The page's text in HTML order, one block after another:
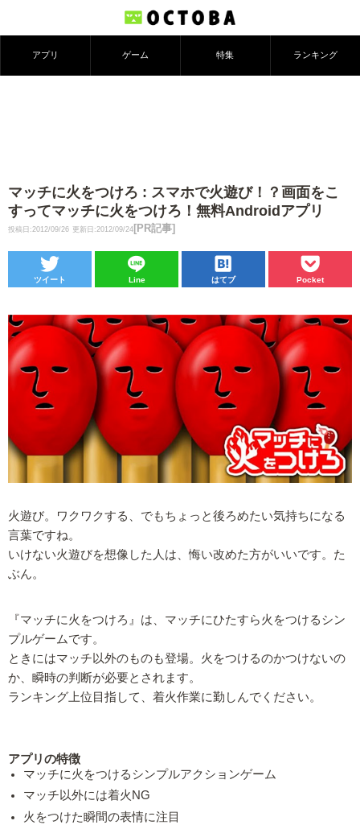
アプリ ゲーム 特集 ランキング
マッチに火をつけろ : スマホで火遊び！？画面をこ
すってマッチに火をつけろ！無料Androidアプリ
投稿日:2012/09/26 更新日:2012/09/24 [PR記事]
ツイート Line はてブ Pocket
火遊び。ワクワクする、でもちょっと後ろめたい気持ちになる
言葉ですね。
いけない火遊びを想像した人は、悔い改めた方がいいです。た
ぶん。
『マッチに火をつけろ』は、マッチにひたすら火をつけるシン
プルゲームです。
ときにはマッチ以外のものも登場。火をつけるのかつけないの
か、瞬時の判断が必要とされます。
ランキング上位目指して、着火作業に勤しんでください。
アプリの特徴
マッチに火をつけるシンプルアクションゲーム
マッチ以外には着火NG
火をつけた瞬間の表情に注目